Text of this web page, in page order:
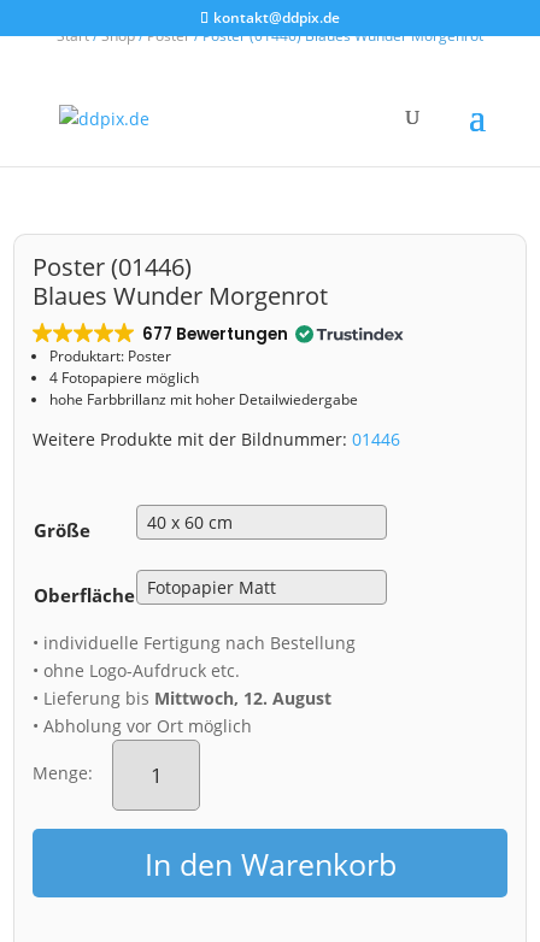
kontakt@ddpix.de
Start/Shop/Poster/ Poster (01446) Blaues Wunder Morgenrot
Poster (01446)
Blaues Wunder Morgenrot
677 Bewertungen
Produktart: Poster
4 Fotopapiere möglich
hohe Farbbrillanz mit hoher Detailwiedergabe
Weitere Produkte mit der Bildnummer:01446
Größe
Oberfläche
• individuelle Fertigung nach Bestellung
• ohne Logo-Aufdruck etc.
• Lieferung bis Mittwoch, 12. August
• Abholung vor Ort möglich
Menge:
Poster
(01446)
Wunder
Morgenrot
MengeIn den Warenkorb